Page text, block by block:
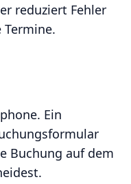
reduziert Fehler
Ein
Buchung auf dem